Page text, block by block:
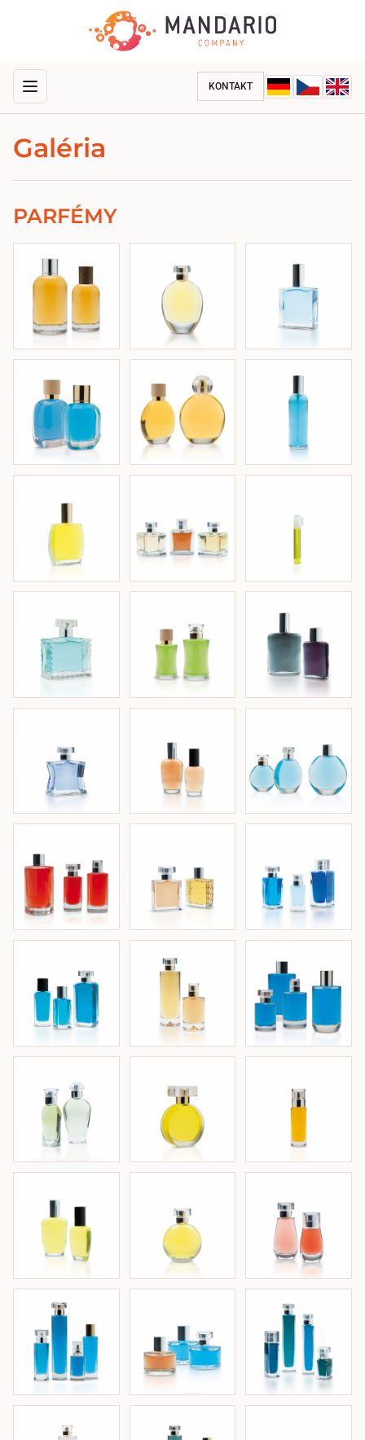
KONTAKT
Galéria
PARFÉMY